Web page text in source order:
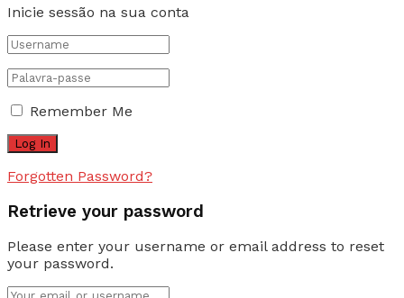
Inicie sessão na sua conta
Remember Me
Forgotten Password?
Retrieve your password
Please enter your username or email address to reset
your password.